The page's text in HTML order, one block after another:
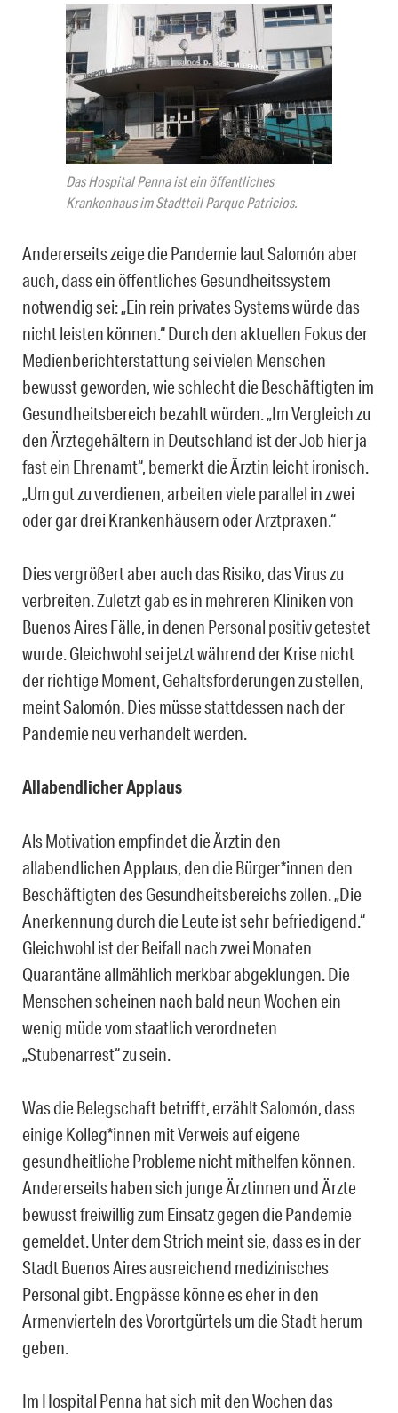
Das Hospital Penna ist ein öffentliches
Krankenhaus im Stadtteil Parque Patricios.
Andererseits zeige die Pandemie laut Salomón aber
auch, dass ein öffentliches Gesundheitssystem
notwendig sei: „Ein rein privates Systems würde das
nicht leisten können.“ Durch den aktuellen Fokus der
Medienberichterstattung sei vielen Menschen
bewusst geworden, wie schlecht die Beschäftigten im
Gesundheitsbereich bezahlt würden. „Im Vergleich zu
den Ärztegehältern in Deutschland ist der Job hier ja
fast ein Ehrenamt“, bemerkt die Ärztin leicht ironisch.
„Um gut zu verdienen, arbeiten viele parallel in zwei
oder gar drei Krankenhäusern oder Arztpraxen.“
Dies vergrößert aber auch das Risiko, das Virus zu
verbreiten. Zuletzt gab es in mehreren Kliniken von
Buenos Aires Fälle, in denen Personal positiv getestet
wurde. Gleichwohl sei jetzt während der Krise nicht
der richtige Moment, Gehaltsforderungen zu stellen,
meint Salomón. Dies müsse stattdessen nach der
Pandemie neu verhandelt werden.
Allabendlicher Applaus
Als Motivation empfindet die Ärztin den
allabendlichen Applaus, den die Bürger*innen den
Beschäftigten des Gesundheitsbereichs zollen. „Die
Anerkennung durch die Leute ist sehr befriedigend.“
Gleichwohl ist der Beifall nach zwei Monaten
Quarantäne allmählich merkbar abgeklungen. Die
Menschen scheinen nach bald neun Wochen ein
wenig müde vom staatlich verordneten
„Stubenarrest“ zu sein.
Was die Belegschaft betrifft, erzählt Salomón, dass
einige Kolleg*innen mit Verweis auf eigene
gesundheitliche Probleme nicht mithelfen können.
Andererseits haben sich junge Ärztinnen und Ärzte
bewusst freiwillig zum Einsatz gegen die Pandemie
gemeldet. Unter dem Strich meint sie, dass es in der
Stadt Buenos Aires ausreichend medizinisches
Personal gibt. Engpässe könne es eher in den
Armenvierteln des Vorortgürtels um die Stadt herum
geben.
Im Hospital Penna hat sich mit den Wochen das